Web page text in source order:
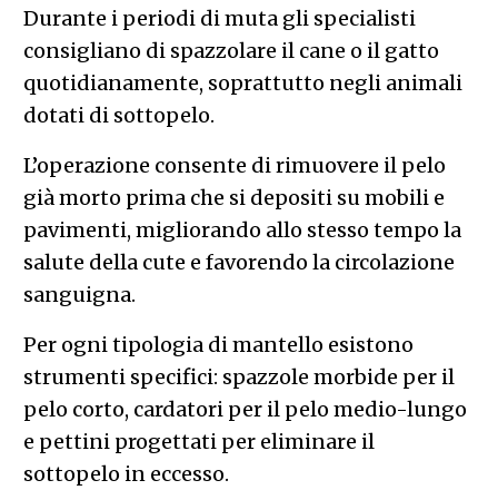
Durante i periodi di muta gli specialisti
consigliano di spazzolare il cane o il gatto
quotidianamente, soprattutto negli animali
dotati di sottopelo.
L’operazione consente di rimuovere il pelo
già morto prima che si depositi su mobili e
pavimenti, migliorando allo stesso tempo la
salute della cute e favorendo la circolazione
sanguigna.
Per ogni tipologia di mantello esistono
strumenti specifici: spazzole morbide per il
pelo corto, cardatori per il pelo medio-lungo
e pettini progettati per eliminare il
sottopelo in eccesso.